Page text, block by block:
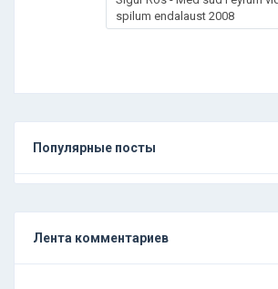
spilum endalaust 2008
Популярные посты
Лента комментариев